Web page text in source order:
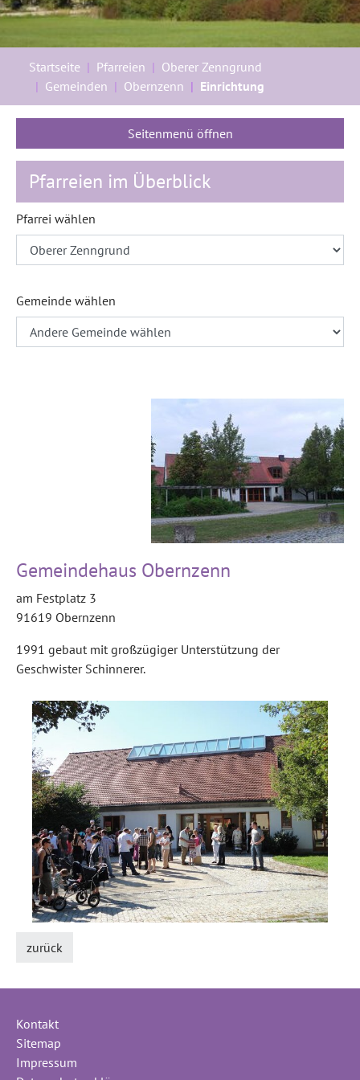
Startseite Pfarreien
Oberer Zenngrund
Gemeinden
Obernzenn Einrichtung
Seitenmenü öffnen
Pfarreien im Überblick
Pfarrei wählen
Gemeinde wählen
Gemeindehaus Obernzenn
am Festplatz 3
91619 Obernzenn
1991 gebaut mit großzügiger Unterstützung der
Geschwister Schinnerer.
zurück
Kontakt
Sitemap
Impressum